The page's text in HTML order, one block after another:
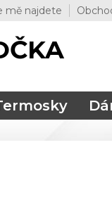
mě najdete